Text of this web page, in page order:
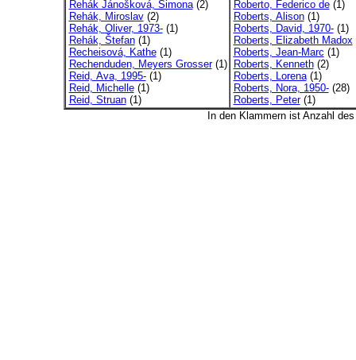
Rehák Jánošková, Simona(2)
Rehák, Miroslav(2)
Rehák, Oliver, 1973-(1)
Rehák, Štefan(1)
Recheisová, Kathe(1)
Rechenduden, Meyers Grosser(1)
Reid, Ava, 1995-(1)
Reid, Michelle(1)
Reid, Struan(1)
Roberto, Federico de(1)
Roberts, Alison(1)
Roberts, David, 1970-(1)
Roberts, Elizabeth Madox
Roberts, Jean-Marc (1)
Roberts, Kenneth(2)
Roberts, Lorena(1)
Roberts, Nora, 1950-(28)
Roberts, Peter(1)
In den Klammern ist Anzahl